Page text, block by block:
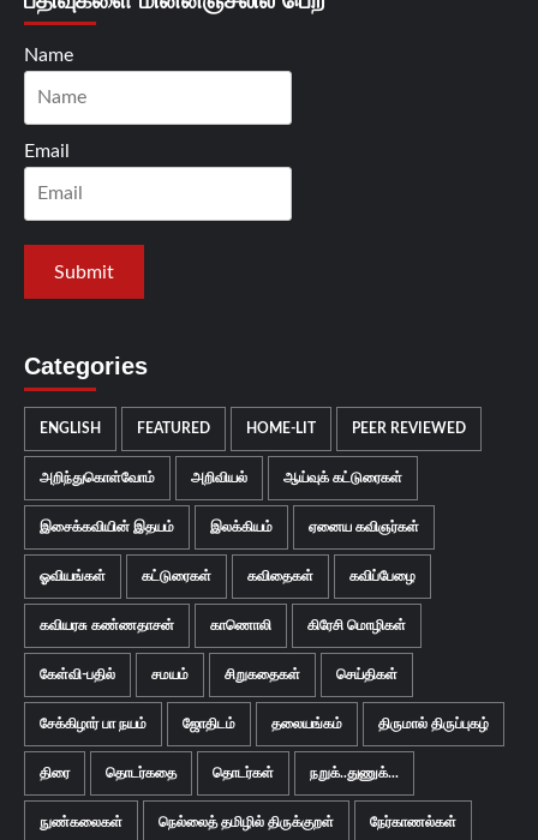
Name
Email
Categories
ENGLISH FEATURED HOME-LIT PEER REVIEWED
அறிந்துகொள்வோம் அறிவியல் ஆய்வுக் கட்டுரைகள்
இசைக்கவியின் இதயம் இலக்கியம் ஏனைய கவிஞர்கள்
ஓவியங்கள் கட்டுரைகள் கவிதைகள் கவிப்பேழை
கவியரசு கண்ணதாசன் காணொலி கிரேசி மொழிகள்
கேள்வி-பதில் சமயம் சிறுகதைகள் செய்திகள்
சேக்கிழார் பா நயம் ஜோதிடம் தலையங்கம் திருமால் திருப்புகழ்
திரை தொடர்கதை தொடர்கள் நறுக்..துணுக்...
நுண்கலைகள் நெல்லைத் தமிழில் திருக்குறள் நேர்காணல்கள்